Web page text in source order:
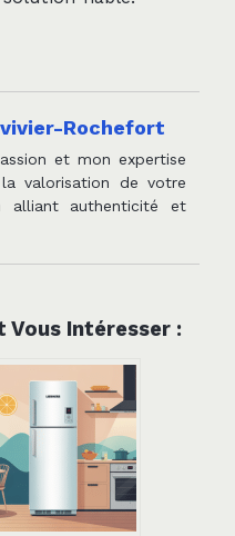
Rochefort
et mon expertise
valorisation de votre
alliant authenticité et
Vous Intéresser :